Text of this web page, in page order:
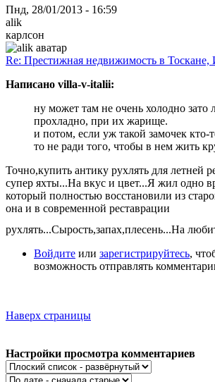
Пнд, 28/01/2013 - 16:59
alik
карлсон
Re: Престижная недвижимость в Тоскане,
Написано villa-v-italii:
ну может там не очень холодно зато
прохладно, при их жарище.
и потом, если уж такой замочек кто-
то не ради того, чтобы в нем жить
Точно,купить антику рухлять для летней
супер яхты...На вкус и цвет...Я жил одно
который полностью восстановили из
она и в современной реставрации
рухлять...Сырость,запах,плесень...На
Войдите или зарегистрируйтесь,
возможность отправлять
Наверх страницы
Настройки просмотра комментариев